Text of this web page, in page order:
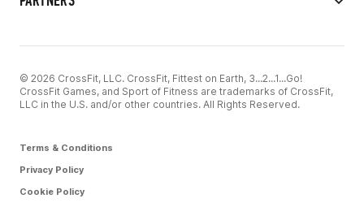
© 2026 CrossFit, LLC. CrossFit, Fittest on Earth, 3...2...1...Go!
CrossFit Games, and Sport of Fitness are trademarks of CrossFit,
LLC in the U.S. and/or other countries. All Rights Reserved.
Terms & Conditions
Privacy Policy
Cookie Policy